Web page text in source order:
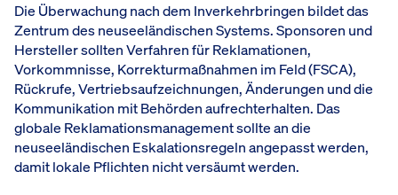
Die Überwachung nach dem Inverkehrbringen bildet das
Zentrum des neuseeländischen Systems. Sponsoren und
Hersteller sollten Verfahren für Reklamationen,
Vorkommnisse, Korrekturmaßnahmen im Feld (FSCA),
Rückrufe, Vertriebsaufzeichnungen, Änderungen und die
Kommunikation mit Behörden aufrechterhalten. Das
globale Reklamationsmanagement sollte an die
neuseeländischen Eskalationsregeln angepasst werden,
damit lokale Pflichten nicht versäumt werden.